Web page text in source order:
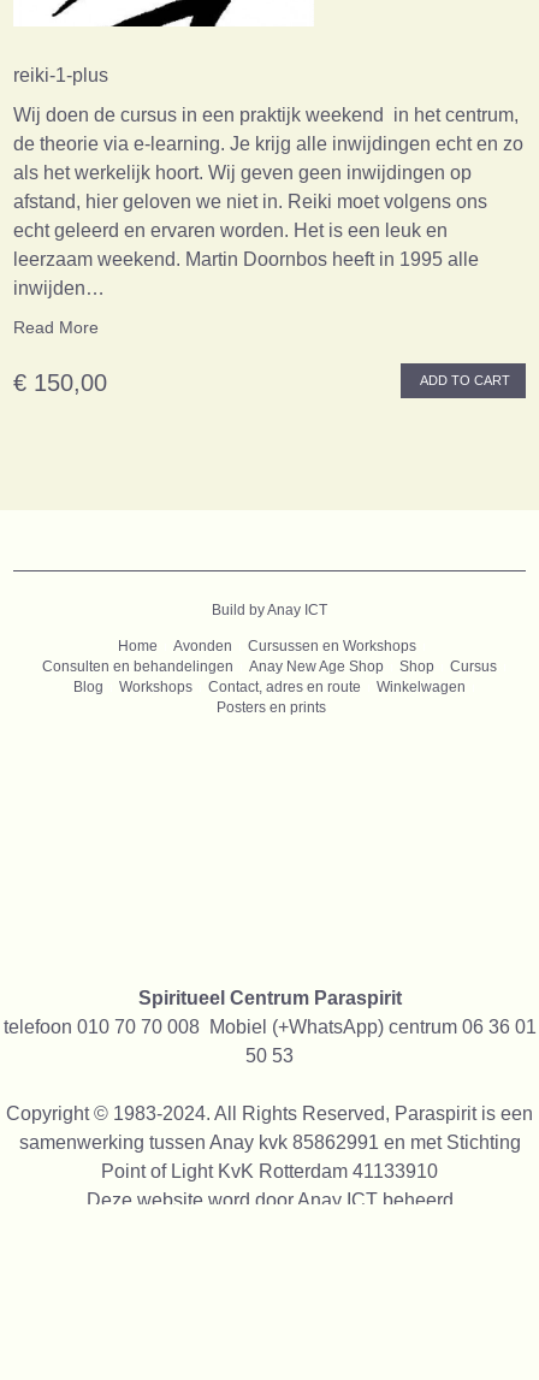
reiki-1-plus
Wij doen de cursus in een praktijk weekend in het centrum,
de theorie via e-learning. Je krijg alle inwijdingen echt en zo
als het werkelijk hoort. Wij geven geen inwijdingen op
afstand, hier geloven we niet in. Reiki moet volgens ons
echt geleerd en ervaren worden. Het is een leuk en
leerzaam weekend. Martin Doornbos heeft in 1995 alle
inwijden…
Read More
€ 150,00 ADD TO CART
Build by Anay ICT
Home Avonden
Cursussen en Workshops
Consulten en behandelingen
Anay New Age Shop Shop
Cursus
Blog
Workshops Contact, adres en route
Winkelwagen
Posters en prints
Spiritueel Centrum Paraspirit
telefoon 010 70 70 008 Mobiel (+WhatsApp) centrum 06 36 01
50 53
Copyright © 1983-2024. All Rights Reserved, Paraspirit is een
samenwerking tussen Anay kvk 85862991 en met Stichting
Point of Light KvK Rotterdam 41133910
Deze website word door Anay ICTbeheerd